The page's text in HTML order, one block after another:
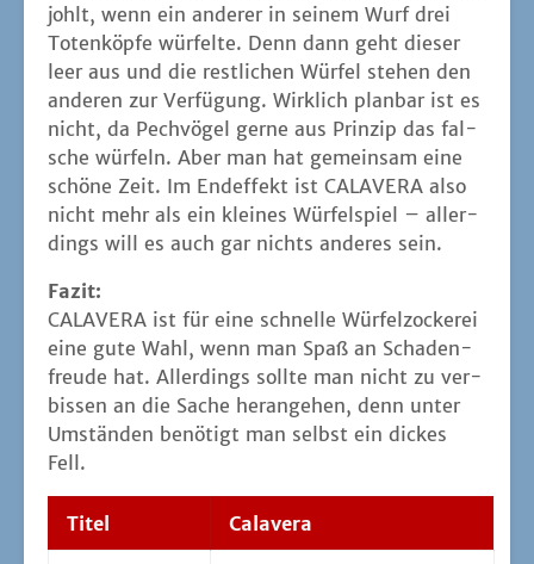
johlt, wenn ein ande­rer in sei­nem Wurf drei
Toten­köp­fe wür­fel­te. Denn dann geht die­ser
leer aus und die rest­li­chen Wür­fel ste­hen den
ande­ren zur Ver­fü­gung. Wirk­lich plan­bar ist es
nicht, da Pech­vö­gel ger­ne aus Prin­zip das fal­
sche wür­feln. Aber man hat gemein­sam eine
schö­ne Zeit. Im End­ef­fekt ist CALAVERA also
nicht mehr als ein klei­nes Wür­fel­spiel – aller­
dings will es auch gar nichts ande­res sein.
Fazit:
CALAVERA ist für eine schnel­le Wür­fel­zo­cke­rei
eine gute Wahl, wenn man Spaß an Scha­den­
freu­de hat. Aller­dings soll­te man nicht zu ver­
bis­sen an die Sache her­an­ge­hen, denn unter
Umstän­den benö­tigt man selbst ein dickes
Fell.
Titel Cala­ve­ra